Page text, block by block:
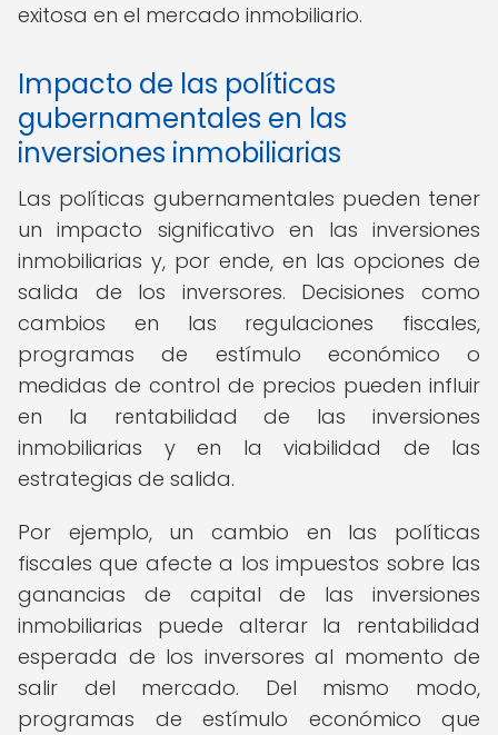
exitosa en el mercado inmobiliario.
Impacto de las políticas
gubernamentales en las
inversiones inmobiliarias
Las políticas gubernamentales pueden tener
un impacto significativo en las inversiones
inmobiliarias y, por ende, en las opciones de
salida de los inversores. Decisiones como
cambios en las regulaciones fiscales,
programas de estímulo económico o
medidas de control de precios pueden influir
en la rentabilidad de las inversiones
inmobiliarias y en la viabilidad de las
estrategias de salida.
Por ejemplo, un cambio en las políticas
fiscales que afecte a los impuestos sobre las
ganancias de capital de las inversiones
inmobiliarias puede alterar la rentabilidad
esperada de los inversores al momento de
salir del mercado. Del mismo modo,
programas de estímulo económico que